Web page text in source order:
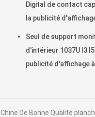
Digital de contact
la publicité
Seul de support
d'intérieur 1037U I3
publicité d'affichage
Chine De Bonne Qualité